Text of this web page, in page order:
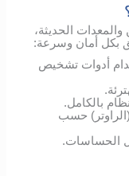
الحديثة،
بكل أمان وسرعة:
أدوات تشخيص
بالكامل.
حسب
الحساسات.